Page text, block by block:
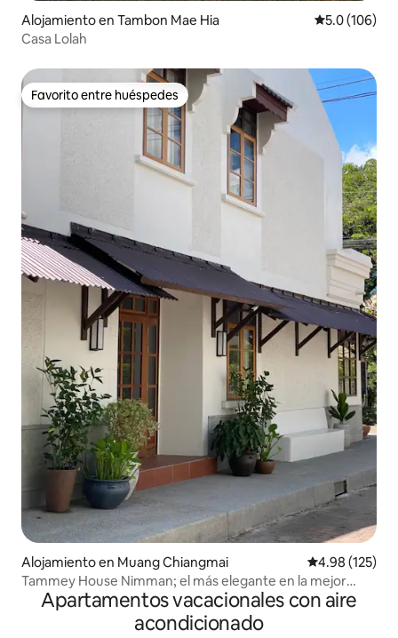
Alojamiento en Tambon Mae Hia Calificación
5.0 (106)
Casa Lolah
Favorito entre huéspedes
Favorito entre huéspedes
Alojamiento en Muang Chiangmai Calificación
4.98 (125)
Tammey House Nimman; el más elegante en la mejor
ubicación
Apartamentos vacacionales con aire
acondicionado